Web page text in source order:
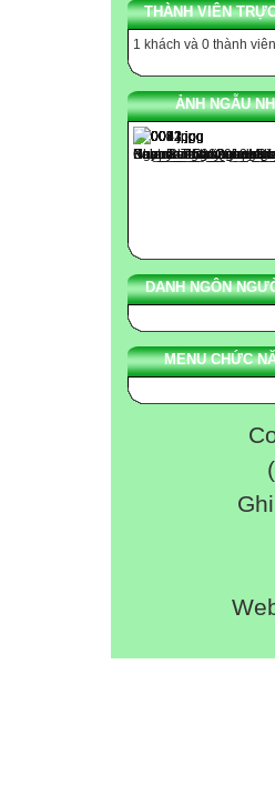
THÀNH VIÊN
1 khách và 0 thành viên
ẢNH NGẪU
DANH NGÔN
MENU CHỨC